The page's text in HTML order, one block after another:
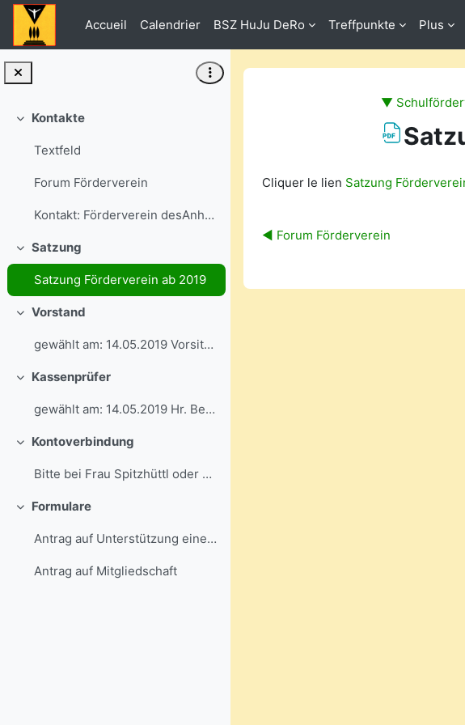
Passer au contenu principal
Accueil
Calendrier BSZ HuJu DeRo Treffpunkte Plus
Replier
Kontakte
Textfeld
Forum Förderverein
Kontakt: Förderverein desAnhaltischen Berufsschul...
Replier
Satzung
Satzung Förderverein ab 2019
Replier
Vorstand
gewählt am: 14.05.2019 Vorsitzende Fr....
Replier
Kassenprüfer
gewählt am: 14.05.2019 Hr. BernsteinHr. Kard
Replier
Kontoverbindung
Bitte bei Frau Spitzhüttl oder Frau Rietz erfragen...
Replier
Formulare
Antrag auf Unterstützung eines schulischen Vorhabens
Antrag auf Mitgliedschaft
▼
Cliquer le lien Satzung
◀︎ Forum Förderverein